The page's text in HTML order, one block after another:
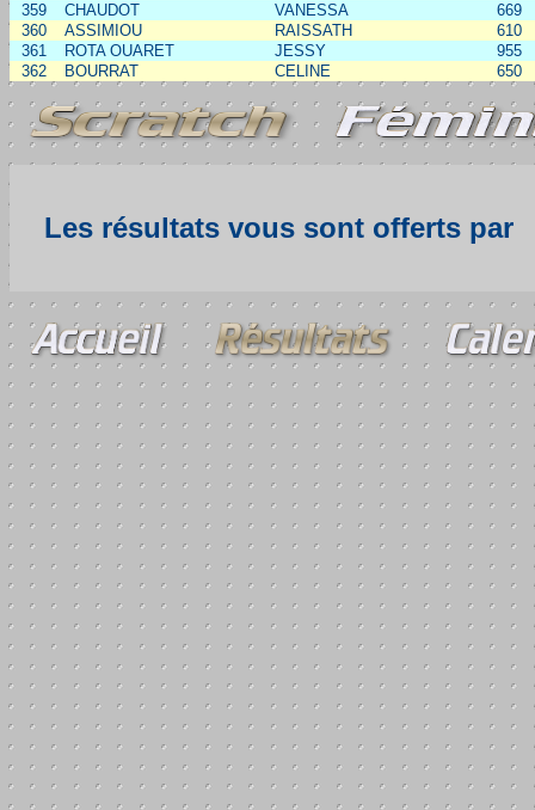
359
CHAUDOT VANESSA
669
360
ASSIMIOU RAISSATH
610
361
ROTA OUARET JESSY
955
362
BOURRAT CELINE 650
Les résultats vous sont offerts par